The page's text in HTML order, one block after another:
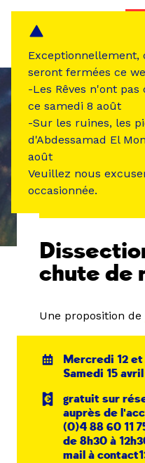
chute de
Une proposition de
Mercredi 12
Samedi 15 avril
gratuit sur
auprès de
(0)4 88 60 11
de 8h30 à
mail à
Exceptionnellement,
seront fermées ce
-Les Rêves n'ont
ce samedi 8 août
-Sur les ruines, les
d'Abdessamad El
août
Veuillez nous
occasionnée.
Panneau de gestion des